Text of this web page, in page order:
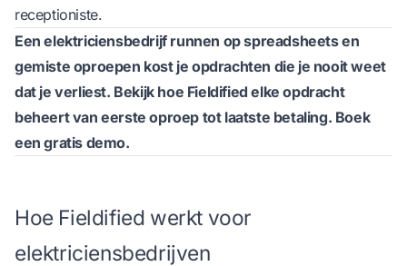
receptioniste.
Een elektriciensbedrijf runnen op spreadsheets en
gemiste oproepen kost je opdrachten die je nooit weet
dat je verliest. Bekijk hoe Fieldified elke opdracht
beheert van eerste oproep tot laatste betaling. Boek
een gratis demo.
Hoe Fieldified werkt voor
elektriciensbedrijven